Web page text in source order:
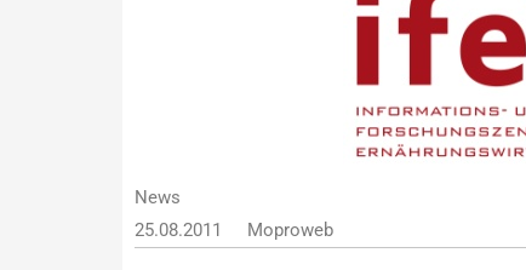
News
25.08.2011
Moproweb